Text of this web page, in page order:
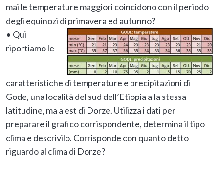
mai le temperature maggiori coincidono con il periodo
degli equinozi di primavera ed autunno?
• Qui
riportiamo le
caratteristiche di temperature e precipitazioni di
Gode, una località del sud dell’Etiopia alla stessa
latitudine, ma a est di Dorze. Utilizza i dati per
preparare il grafico corrispondente, determina il tipo
clima e descrivilo. Corrisponde con quanto detto
riguardo al clima di Dorze?